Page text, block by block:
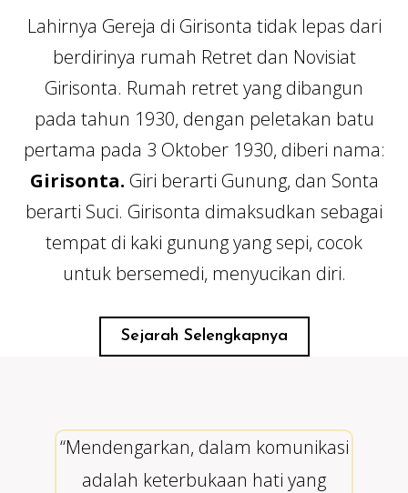
Lahirnya Gereja di Girisonta tidak lepas dari
berdirinya rumah Retret dan Novisiat
Girisonta. Rumah retret yang dibangun
pada tahun 1930, dengan peletakan batu
pertama pada 3 Oktober 1930, diberi nama:
Girisonta. Giri berarti Gunung, dan Sonta
berarti Suci. Girisonta dimaksudkan sebagai
tempat di kaki gunung yang sepi, cocok
untuk bersemedi, menyucikan diri.
Sejarah Selengkapnya
“Mendengarkan, dalam komunikasi
adalah keterbukaan hati yang